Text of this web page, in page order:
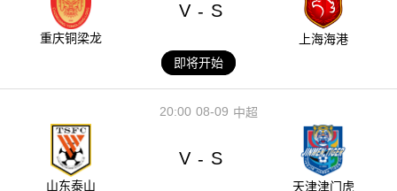
重庆铜梁龙
V - S
上海海港
即将开始
08-09
20:00 中超
山东泰山
V - S
天津津门虎